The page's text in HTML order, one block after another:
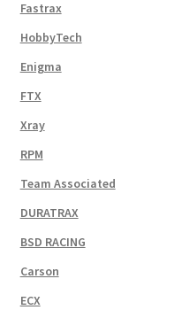
Fastrax
HobbyTech
Enigma
FTX
Xray
RPM
Team Associated
DURATRAX
BSD RACING
Carson
ECX